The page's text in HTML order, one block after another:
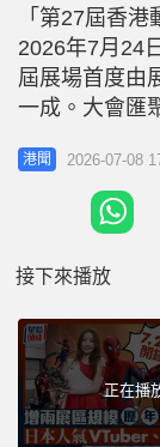
「第27屆香
2026年7月24
屆展場首度由
一成。大會匯
時推出全新
票」，更新增
限量發售。
票」 香港動
港聞 2026-07-08
接下來播放
正在播